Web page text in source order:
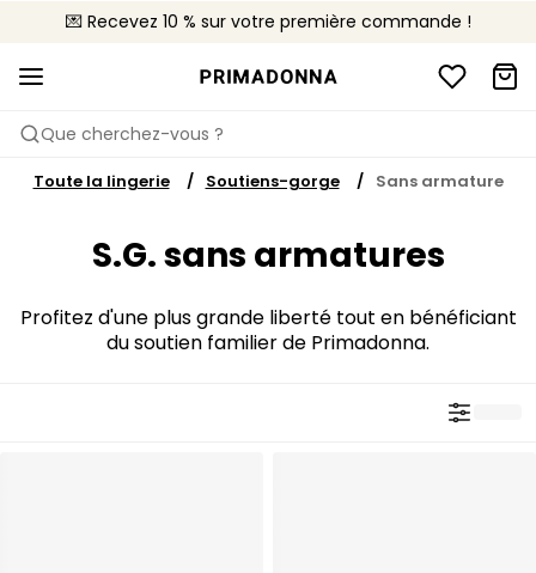
💌 Recevez 10 % sur votre première commande !
🚚 Livraison gratuite à partir de $150
📦 Retours gratuits
Que cherchez-vous ?
Toute la lingerie Soutiens-gorge Sans armature
S.G. sans armatures
Profitez d'une plus grande liberté tout en bénéficiant
du soutien familier de Primadonna.